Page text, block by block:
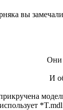
вы
Они
И
использует